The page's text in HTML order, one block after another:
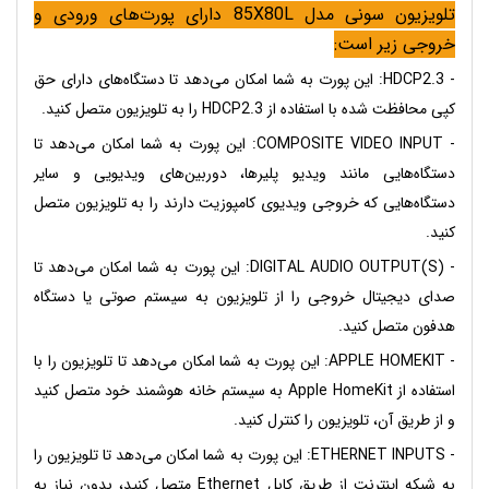
تلویزیون سونی مدل 85X80L دارای پورت‌های ورودی و
خروجی زیر است:
- HDCP2.3: این پورت به شما امکان می‌دهد تا دستگاه‌های دارای حق
کپی محافظت شده با استفاده از HDCP2.3 را به تلویزیون متصل کنید.
- COMPOSITE VIDEO INPUT: این پورت به شما امکان می‌دهد تا
دستگاه‌هایی مانند ویدیو پلیرها، دوربین‌های ویدیویی و سایر
دستگاه‌هایی که خروجی ویدیوی کامپوزیت دارند را به تلویزیون متصل
کنید.
- DIGITAL AUDIO OUTPUT(S): این پورت به شما امکان می‌دهد تا
صدای دیجیتال خروجی را از تلویزیون به سیستم صوتی یا دستگاه
هدفون متصل کنید.
- APPLE HOMEKIT: این پورت به شما امکان می‌دهد تا تلویزیون را با
استفاده از Apple HomeKit به سیستم خانه هوشمند خود متصل کنید
و از طریق آن، تلویزیون را کنترل کنید.
- ETHERNET INPUTS: این پورت به شما امکان می‌دهد تا تلویزیون را